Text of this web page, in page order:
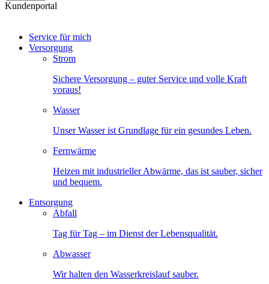
Kundenportal
Service für mich
Versorgung
Strom
Sichere Versorgung – guter Service und volle Kraft
voraus!
Wasser
Unser Wasser ist Grundlage für ein gesundes Leben.
Fernwärme
Heizen mit industrieller Abwärme, das ist sauber, sicher
und bequem.
Entsorgung
Abfall
Tag für Tag – im Dienst der Lebensqualität.
Abwasser
Wir halten den Wasserkreislauf sauber.